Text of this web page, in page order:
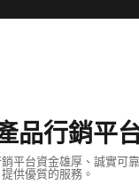
品行銷平
平台資金雄厚、誠實可
供優質的服務。